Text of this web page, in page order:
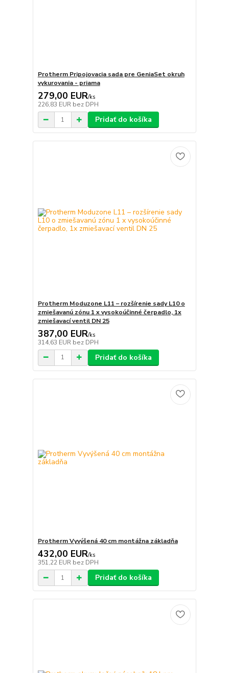
Protherm Pripojovacia sada pre GeniaSet okruh
vykurovania - priama
279,00 EUR/ks
226,83 EUR bez DPH
Pridať do košíka
Protherm Moduzone L11 – rozšírenie sady L10 o
zmiešavanú zónu 1 x vysokoúčinné čerpadlo, 1x
zmiešavací ventil DN 25
387,00 EUR/ks
314,63 EUR bez DPH
Pridať do košíka
Protherm Vyvýšená 40 cm montážna základňa
432,00 EUR/ks
351,22 EUR bez DPH
Pridať do košíka